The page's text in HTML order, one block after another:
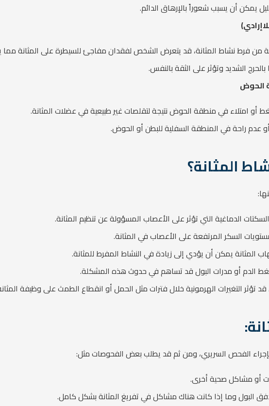
يمكن أن يسبب شعوراً بالإرهاق الدائم.
من فرط نشاط المثانة، قد يتعرض الشخص لفقدان مفاجئ للسيطرة على المثانة
الشديد وتؤثر على الثقة بالنفس.
الحوض
امتلاء في منطقة الحوض نتيجة لتقلصات غير طبيعية في عضلات المثانة.
عدم راحة في المنطقة السفلية للبطن أو الحوض.
المثانة؟
الدماغية التي تؤثر على الأعصاب المسؤولة عن تنظيم المثانة.
السكر المرتفعة على الأعصاب في المثانة.
المثانة يمكن أن يؤدي إلى زيادة في النشاط المفرط للمثانة.
الدم أو مدرات البول قد تساهم في حدوث هذه المشكلة.
تؤثر التغيرات الهرمونية خلال فترات مثل الحمل أو انقطاع الطمث على وظيفة
الفحص السريري، ومن ثم قد يطلب بعض الفحوصات مثل:
أو مشاكل صحية أخرى.
البول وما إذا كانت هناك مشاكل في تفريغ المثانة بشكل كامل.